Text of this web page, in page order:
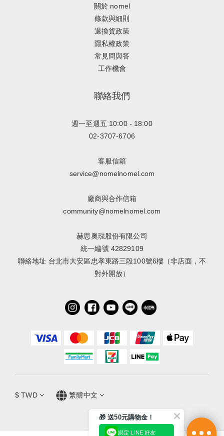
關於 nomel
條款與細則
退換貨政策
隱私權政策
常見問與答
工作機會
聯絡我們
週一至週五 10:00 - 18:00
02-3707-6706
客服信箱
service@nomelnomel.com
廠商與合作信箱
community@nomelnomel.com
赫思奧琺股份有限公司
統一編號 42829109
聯絡地址 台北市大安區忠孝東路三段100號6樓（非店面，不
對外開放）
$ TWD 繁體中文
🎁 送50元購物金！
綁定 LINE 好友